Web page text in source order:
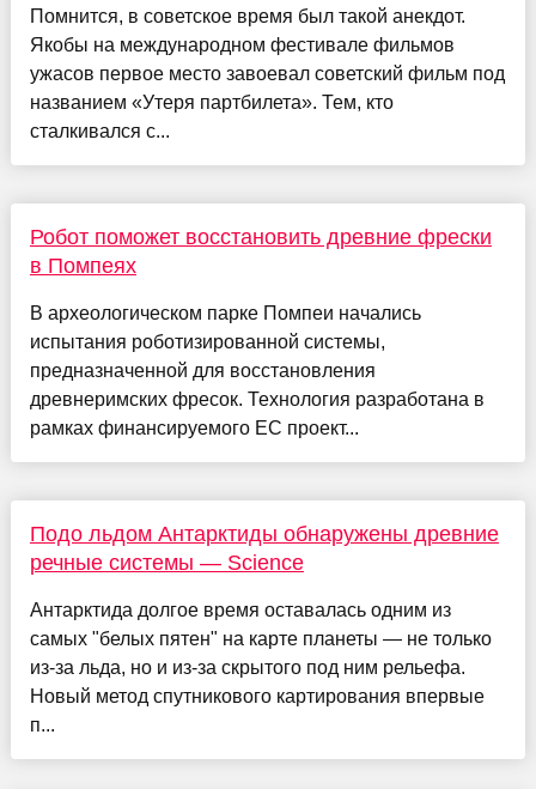
Помнится, в советское время был такой анекдот.
Якобы на международном фестивале фильмов
ужасов первое место завоевал советский фильм под
названием «Утеря партбилета». Тем, кто
сталкивался с...
Робот поможет восстановить древние фрески
в Помпеях
В археологическом парке Помпеи начались
испытания роботизированной системы,
предназначенной для восстановления
древнеримских фресок. Технология разработана в
рамках финансируемого ЕС проект...
Подо льдом Антарктиды обнаружены древние
речные системы — Science
Антарктида долгое время оставалась одним из
самых "белых пятен" на карте планеты — не только
из-за льда, но и из-за скрытого под ним рельефа.
Новый метод спутникового картирования впервые
п...